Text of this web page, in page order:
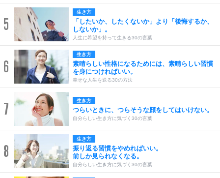
5
生き方
「したいか、したくないか」より「後悔するか、
しないか」。
人生に希望を持って生きる30の言葉
6
生き方
素晴らしい性格になるためには、素晴らしい習慣
を身につければいい。
幸せな人生を送る30の方法
7 生き方
つらいときに、つらそうな顔をしてはいけない。
自分らしい生き方に気づく30の言葉
8
生き方
振り返る習慣をやめればいい。
前しか見られなくなる。
自分らしい生き方に気づく30の言葉